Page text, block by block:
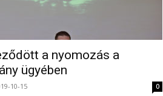
a nyomozás a
ügyében
10-15 0